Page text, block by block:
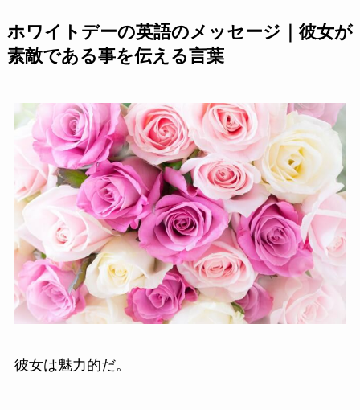
ホワイトデーの英語のメッセージ｜彼女が
素敵である事を伝える言葉
彼女は魅力的だ。